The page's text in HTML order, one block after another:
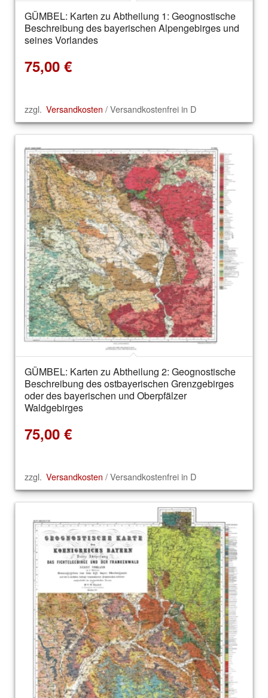
GÜMBEL: Karten zu Abtheilung 1: Geognostische
Beschreibung des bayerischen Alpengebirges und
seines Vorlandes
75,00 €
zzgl. Versandkosten / Versandkostenfrei in D
GÜMBEL: Karten zu Abtheilung 2: Geognostische
Beschreibung des ostbayerischen Grenzgebirges
oder des bayerischen und Oberpfälzer
Waldgebirges
75,00 €
zzgl. Versandkosten / Versandkostenfrei in D